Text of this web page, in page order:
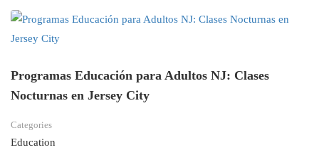
Programas Educación para Adultos NJ: Clases
Nocturnas en Jersey City
Categories
Education